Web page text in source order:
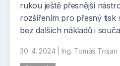
rukou ještě přesnější
rozšířením pro přesný tisk
bez dalších nákladů i
30. 4. 2024| Ing. Tomáš Trojan